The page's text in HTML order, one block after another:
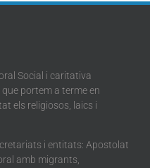
Social i caritativa
portem a terme en
els religiosos, laics i
i entitats: Apostolat
amb migrants,